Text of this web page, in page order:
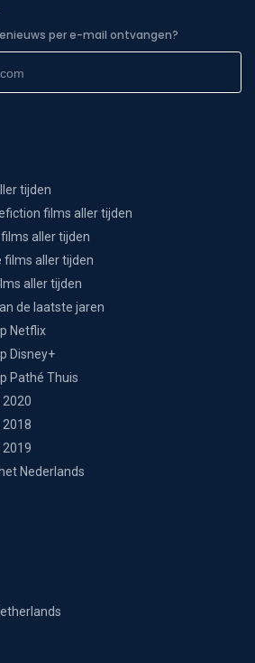
per e-mail ontvangen?
tijden
films aller tijden
aller tijden
films aller tijden
aller tijden
de laatste jaren
Netflix
Disney+
Pathé Thuis
Nederlands